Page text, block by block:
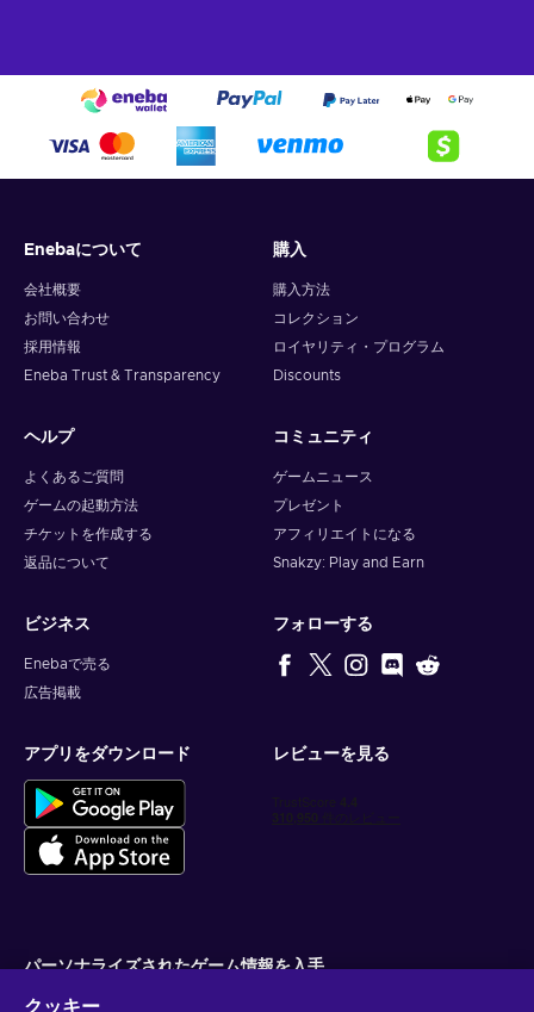
Enebaについて
会社概要
お問い合わせ
採用情報
Eneba Trust & Transparency
購入
購入方法
コレクション
ロイヤリティ・プログラム
Discounts
ヘルプ
よくあるご質問
ゲームの起動方法
チケットを作成する
返品について
コミュニティ
ゲームニュース
プレゼント
アフィリエイトになる
Snakzy: Play and Earn
ビジネス
Enebaで売る
広告掲載
フォローする
アプリをダウンロード レビューを見る
パーソナライズされたゲーム情報を入手
クッキー